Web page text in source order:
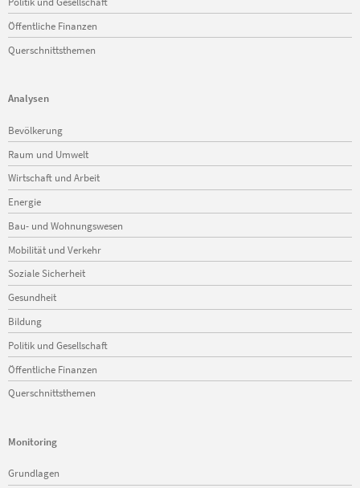
Öffentliche Finanzen
Querschnittsthemen
Analysen
Navigation
überspringen
Bevölkerung
Raum und Umwelt
Wirtschaft und Arbeit
Energie
Bau- und Wohnungswesen
Mobilität und Verkehr
Soziale Sicherheit
Gesundheit
Bildung
Politik und Gesellschaft
Öffentliche Finanzen
Querschnittsthemen
Monitoring
Navigation
überspringen
Grundlagen